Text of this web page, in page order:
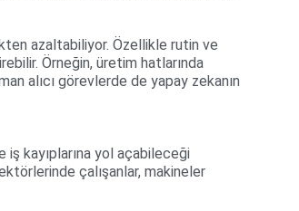
azaltabiliyor. Özellikle rutin ve
Örneğin, üretim hatlarında
alıcı görevlerde de yapay zekanın
kayıplarına yol açabileceği
çalışanlar, makineler